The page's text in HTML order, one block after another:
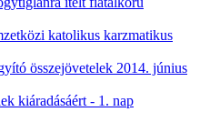
katolikus karzmatikus
összejövetelek 2014. június
kiáradásáért - 1. nap